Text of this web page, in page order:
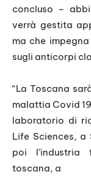
concluso –
verrà gestita
ma che
sugli anticorpi
“La Toscana
malattia Covid
laboratorio di
Life Sciences, a
poi l’industria
toscana, a